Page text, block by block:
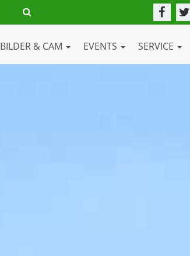
BILDER & CAM EVENTS SERVICE